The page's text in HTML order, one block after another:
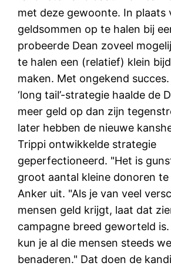
met deze gewoonte. In plaats
geldsommen op te halen bij
probeerde Dean zoveel
te halen een (relatief) klein
maken. Met ongekend
‘long tail’-strategie haalde de
meer geld op dan zijn
later hebben de nieuwe
Trippi ontwikkelde strategie
geperfectioneerd. "Het is
groot aantal kleine donoren
Anker uit. "Als je van veel
mensen geld krijgt, laat dat
campagne breed geworteld
kun je al die mensen steeds
benaderen." Dat doen de